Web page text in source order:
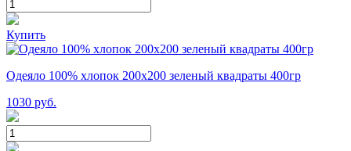
Купить
Одеяло 100% хлопок 200x200 зеленый квадраты 400гр
1030 руб.